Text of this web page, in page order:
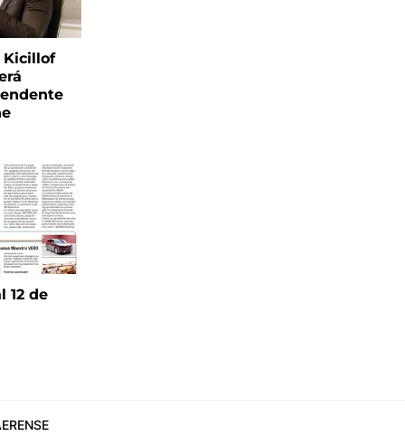
Kicillof
12 de